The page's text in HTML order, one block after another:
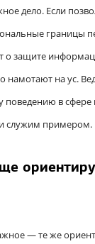
дело. Если
границы
о защите
намотают на ус.
поведению в
служим примером.
— те же